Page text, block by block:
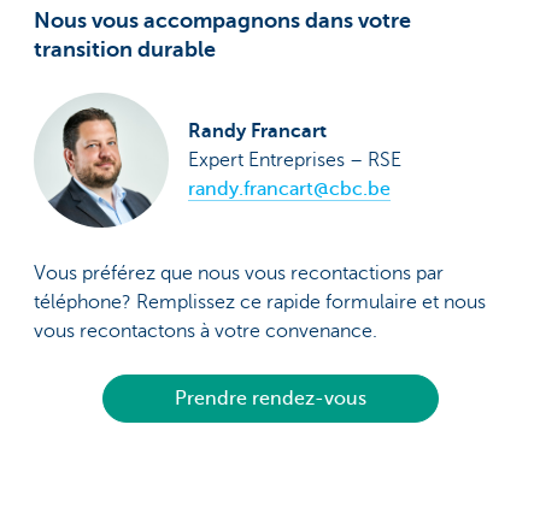
Nous vous accompagnons dans votre
transition durable
Randy Francart
Expert Entreprises – RSE
randy.francart@cbc.be
Vous préférez que nous vous recontactions par
téléphone? Remplissez ce rapide formulaire et nous
vous recontactons à votre convenance.
Prendre rendez-vous